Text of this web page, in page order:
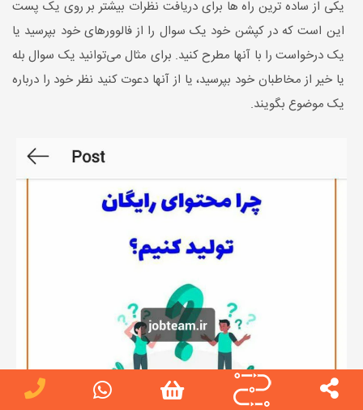
یکی از ساده ترین راه ها برای دریافت نظرات بیشتر بر روی یک پست
این است که در کپشن خود یک سوال را از فالوورهای خود بپرسید یا
یک درخواست را با آنها مطرح کنید. برای مثال می‌توانید یک سوال بله
یا خیر از مخاطبان خود بپرسید، یا از آنها دعوت کنید نظر خود را درباره
یک موضوع بگویند.